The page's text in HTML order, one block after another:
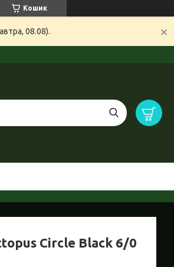
Кошик
08.08).
Circle Black 6/0